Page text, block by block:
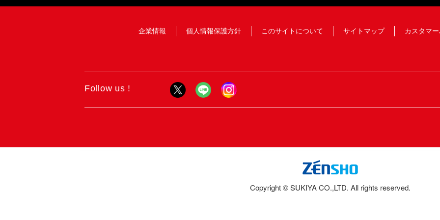
企業情報 個人情報保護方針 このサイトについて サイトマップ カスタマ
Follow us !
Copyright © SUKIYA CO.,LTD. All rights reserved.